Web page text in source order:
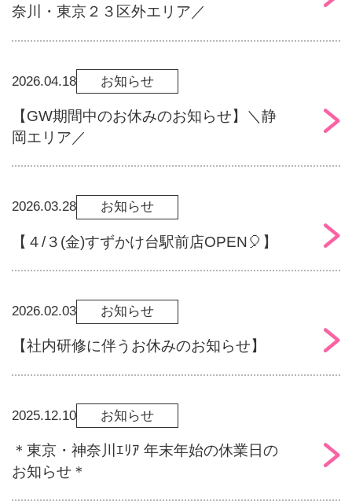
奈川・東京２３区外エリア／
2026.04.18 お知らせ
【GW期間中のお休みのお知らせ】＼静
岡エリア／
2026.03.28 お知らせ
【４/３(金)すずかけ台駅前店OPEN🎈】
2026.02.03 お知らせ
【社内研修に伴うお休みのお知らせ】
2025.12.10 お知らせ
＊東京・神奈川ｴﾘｱ 年末年始の休業日の
お知らせ＊